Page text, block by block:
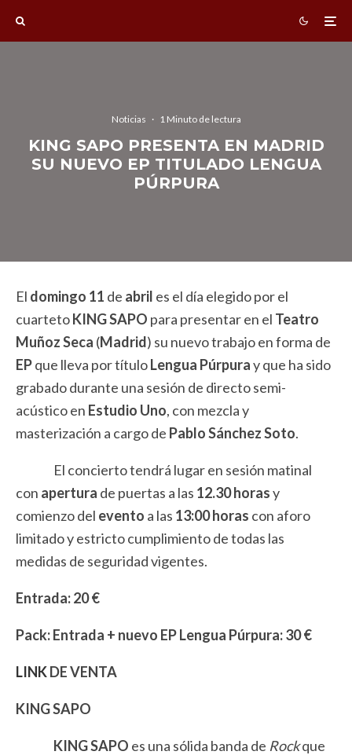
Noticias · 1 Minuto de lectura
KING SAPO PRESENTA EN MADRID
SU NUEVO EP TITULADO LENGUA
PÚRPURA
El domingo 11 de abril es el día elegido por el
cuartetoKING SAPO para presentar en el Teatro
Muñoz Seca (Madrid) su nuevo trabajo en forma de
EPque lleva por títuloLengua Púrpuray que ha sido
grabado durante una sesión de directo semi-
acústico en Estudio Uno, con mezcla y
masterización a cargo de Pablo Sánchez Soto.
El concierto tendrá lugar en sesión matinal
con apertura de puertas a las 12.30 horasy
comienzo del evento a las 13:00 horas con aforo
limitado y estricto cumplimiento de todas las
medidas de seguridad vigentes.
Entrada: 20 €
Pack: Entrada + nuevo EP Lengua Púrpura: 30 €
LINKDE VENTA
KING SAPO
KING SAPO es una sólida banda de Rockque